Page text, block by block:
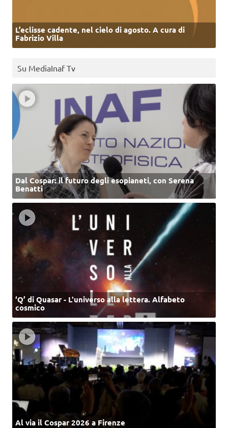
L’eclisse cadente, nel cielo di agosto. A cura di
Fabrizio Villa
Su MediaInaf Tv
Dal Cospar: il futuro degli esopianeti, con Serena
Benatti
‘Q’ di Quasar - L'universo alla lettera. Alfabeto
cosmico
Al via il Cospar 2026 a Firenze